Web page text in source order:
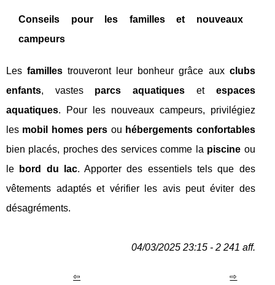
Conseils pour les familles et nouveaux
campeurs
Lesfamilles trouveront leur bonheur grâce aux clubs
enfants, vastes parcs aquatiques et espaces
aquatiques. Pour les nouveaux campeurs, privilégiez
les mobil homes pers ou hébergements confortables
bien placés, proches des services comme la piscine ou
le
bord du lac. Apporter des essentiels tels que des
vêtements adaptés et vérifier les avis peut éviter des
désagréments.
04/03/2025 23:15 - 2 241 aff.